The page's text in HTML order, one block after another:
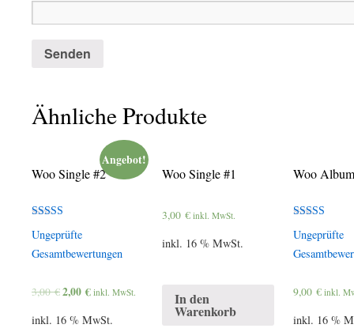
Ähnliche Produkte
Angebot!
Woo Single #2
mit
4.50
von 5
Ungeprüfte
Gesamtbewertungen
3,00€2,00€ inkl. MwSt.
inkl. 16 % MwSt.
Woo Single #1
3,00€ inkl. MwSt.
inkl. 16 % MwSt.
In den
Warenkorb
Woo
5.00
von 5
Ungeprüfte
9,00 € inkl.
inkl. 16 %